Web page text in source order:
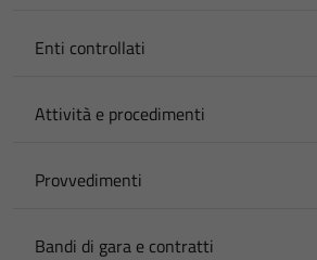
Enti controllati
Attività e procedimenti
Provvedimenti
Bandi di gara e contratti